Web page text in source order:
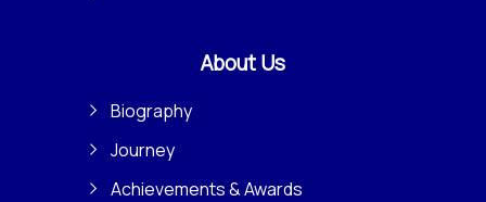
About Us
Biography
Journey
Achievements & Awards